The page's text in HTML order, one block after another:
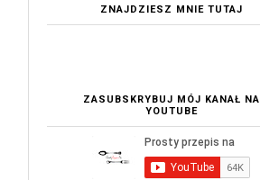
ZNAJDZIESZ MNIE TUTAJ
ZASUBSKRYBUJ MÓJ KANAŁ NA
YOUTUBE